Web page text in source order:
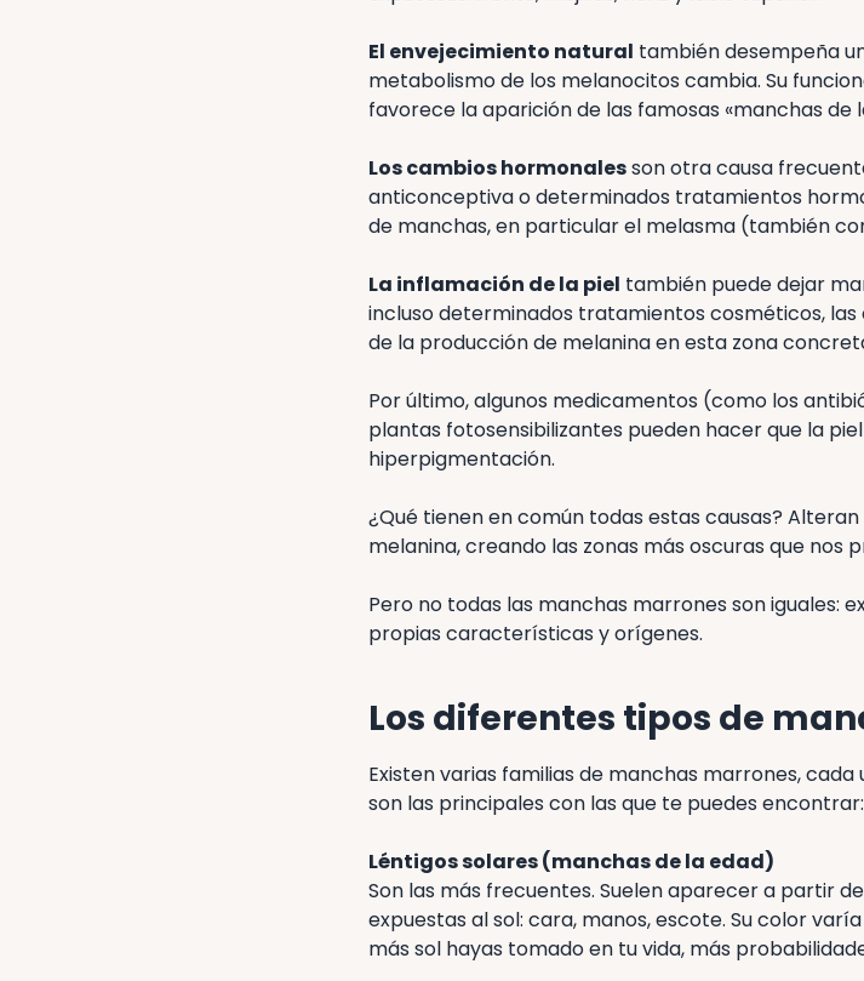
El envejecimiento natural también desempeña
metabolismo de los melanocitos cambia. Su
favorece la aparición de las famosas «manchas de
Los cambios hormonalesson otra causa
anticonceptiva o determinados tratamientos
de manchas, en particular el melasma (también
La inflamación de la piel también puede dejar
incluso determinados tratamientos cosméticos,
de la producción de melanina en esta zona
Por último, algunos medicamentos (como los
plantas fotosensibilizantes pueden hacer que la
hiperpigmentación.
¿Qué tienen en común todas estas causas?
melanina, creando las zonas más oscuras que nos
Pero no todas las manchas marrones son iguales:
propias características y orígenes.
Los diferentes tipos de
Existen varias familias de manchas marrones,
son las principales con las que te puedes encontrar:
Léntigos solares (manchas de la edad)
Son las más frecuentes. Suelen aparecer a partir
expuestas al sol: cara, manos, escote. Su color
más sol hayas tomado en tu vida, más